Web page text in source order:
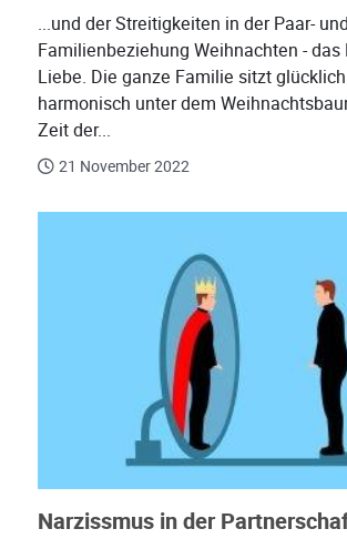
...und der Streitigkeiten in der Paar- und
Familienbeziehung Weihnachten - das
Liebe. Die ganze Familie sitzt
harmonisch unter dem
Zeit der...
21 November 2022
Narzissmus in der